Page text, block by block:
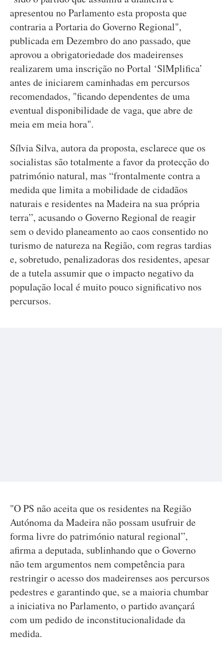
apresentou no Parlamento esta proposta que
contraria a Portaria do Governo Regional",
publicada em Dezembro do ano passado, que
aprovou a obrigatoriedade dos madeirenses
realizarem uma inscrição no Portal ‘SlMplifica’
antes de iniciarem caminhadas em percursos
recomendados, "ficando dependentes de uma
eventual disponibilidade de vaga, que abre de
meia em meia hora".
Sílvia Silva, autora da proposta, esclarece que os
socialistas são totalmente a favor da protecção do
património natural, mas “frontalmente contra a
medida que limita a mobilidade de cidadãos
naturais e residentes na Madeira na sua própria
terra”, acusando o Governo Regional de reagir
sem o devido planeamento ao caos consentido no
turismo de natureza na Região, com regras tardias
e, sobretudo, penalizadoras dos residentes, apesar
de a tutela assumir que o impacto negativo da
população local é muito pouco significativo nos
percursos.
"O PS não aceita que os residentes na Região
Autónoma da Madeira não possam usufruir de
forma livre do património natural regional”,
afirma a deputada, sublinhando que o Governo
não tem argumentos nem competência para
restringir o acesso dos madeirenses aos percursos
pedestres e garantindo que, se a maioria chumbar
a iniciativa no Parlamento, o partido avançará
com um pedido de inconstitucionalidade da
medida.